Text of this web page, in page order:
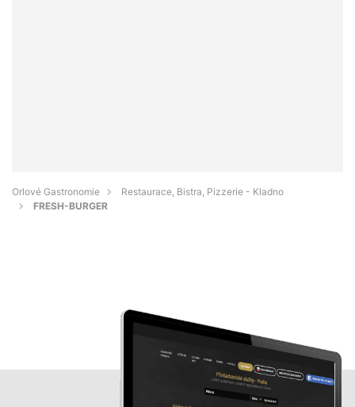
Orlové Gastronomie
Restaurace, Bistra, Pizzerie - Kladno
FRESH-BURGER